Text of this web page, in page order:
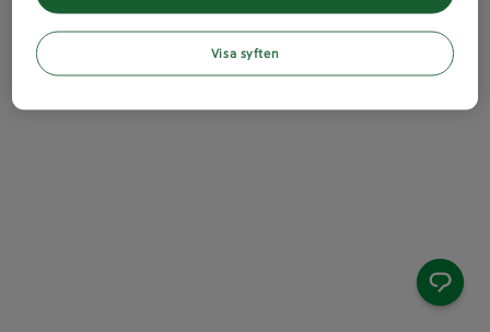
Visa syften